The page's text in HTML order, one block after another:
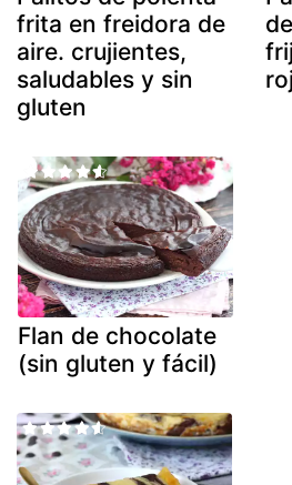
frita en freidora de
aire. crujientes,
saludables y sin
gluten
Flan de chocolate
(sin gluten y fácil)